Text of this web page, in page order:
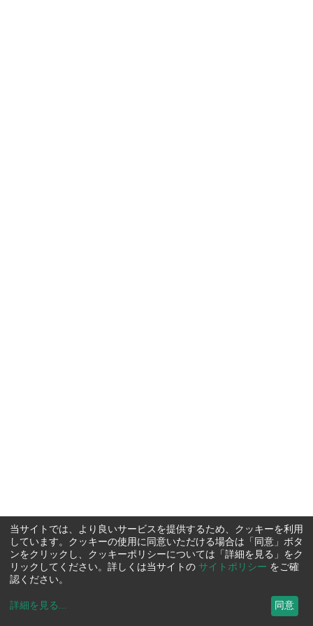
当サイトでは、より良いサービスを提供するため、クッキーを利用
しています。クッキーの使用に同意いただける場合は「同意」ボタ
ンをクリックし、クッキーポリシーについては「詳細を見る」をク
リックしてください。詳しくは当サイトの サイトポリシー をご確
認ください。
詳細を見る ... 同意